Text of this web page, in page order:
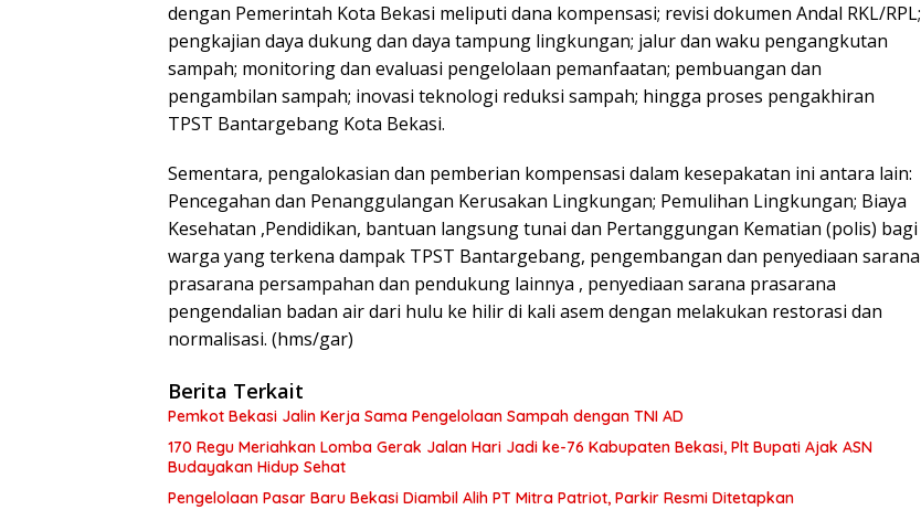
dengan Pemerintah Kota Bekasi meliputi dana kompensasi; revisi dokumen Andal RKL/RPL;
pengkajian daya dukung dan daya tampung lingkungan; jalur dan waku pengangkutan
sampah; monitoring dan evaluasi pengelolaan pemanfaatan; pembuangan dan
pengambilan sampah; inovasi teknologi reduksi sampah; hingga proses pengakhiran
TPST Bantargebang Kota Bekasi.
Sementara, pengalokasian dan pemberian kompensasi dalam kesepakatan ini antara lain:
Pencegahan dan Penanggulangan Kerusakan Lingkungan; Pemulihan Lingkungan; Biaya
Kesehatan ,Pendidikan, bantuan langsung tunai dan Pertanggungan Kematian (polis) bagi
warga yang terkena dampak TPST Bantargebang, pengembangan dan penyediaan sarana
prasarana persampahan dan pendukung lainnya , penyediaan sarana prasarana
pengendalian badan air dari hulu ke hilir di kali asem dengan melakukan restorasi dan
normalisasi. (hms/gar)
Berita Terkait
Pemkot Bekasi Jalin Kerja Sama Pengelolaan Sampah dengan TNI AD
170 Regu Meriahkan Lomba Gerak Jalan Hari Jadi ke-76 Kabupaten Bekasi, Plt Bupati Ajak ASN
Budayakan Hidup Sehat
Pengelolaan Pasar Baru Bekasi Diambil Alih PT Mitra Patriot, Parkir Resmi Ditetapkan